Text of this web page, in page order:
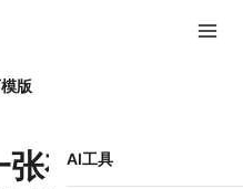
AI工具
版
有吸引力的